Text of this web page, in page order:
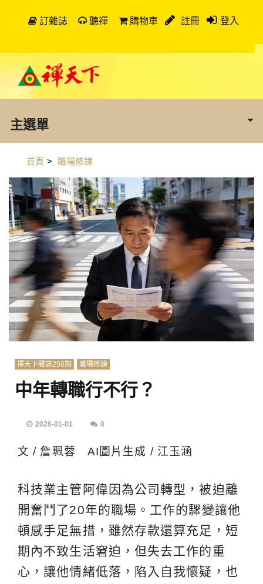
訂雜誌 聽禪 購物車 註冊 登入
主選單
首頁 > 職場修鍊
禪天下雜誌250期 職場修鍊
中年轉職行不行？
2026-01-01 0
文 / 詹珮蓉 AI圖片生成 / 江玉涵
科技業主管阿偉因為公司轉型，被迫離
開奮鬥了20年的職場。工作的驟變讓他
頓感手足無措，雖然存款還算充足，短
期內不致生活窘迫，但失去工作的重
心，讓他情緒低落，陷入自我懷疑，也